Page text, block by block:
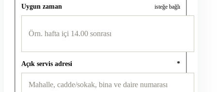
Uygun zaman isteğe bağlı
Açık servis adresi *